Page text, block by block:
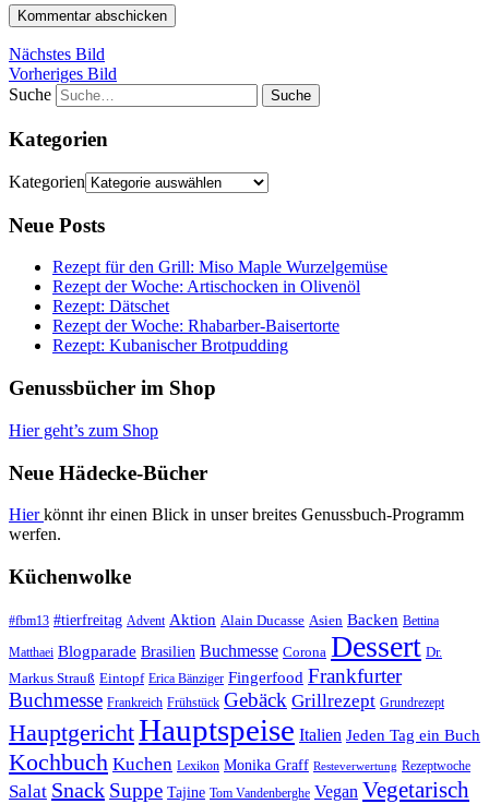
Nächstes Bild
Vorheriges Bild
Suche
Kategorien
Kategorien
Neue Posts
Rezept für den Grill: Miso Maple Wurzelgemüse
Rezept der Woche: Artischocken in Olivenöl
Rezept: Dätschet
Rezept der Woche: Rhabarber-Baisertorte
Rezept: Kubanischer Brotpudding
Genussbücher im Shop
Hier geht’s zum Shop
Neue Hädecke-Bücher
Hierkönnt ihr einen Blick in unser breites Genussbuch-Programm
werfen.
Küchenwolke
#fbm13 #tierfreitag Advent Aktion Alain Ducasse Asien Backen Bettina
Matthaei Blogparade Brasilien Buchmesse Corona Dessert Dr.
Markus Strauß Eintopf Erica Bänziger Fingerfood Frankfurter
Buchmesse Frankreich Frühstück Gebäck Grillrezept Grundrezept
HauptgerichtHauptspeise Italien Jeden Tag ein Buch
Kochbuch Kuchen Lexikon Monika Graff Resteverwertung Rezeptwoche
Salat Snack Suppe Tajine Tom Vandenberghe Vegan Vegetarisch